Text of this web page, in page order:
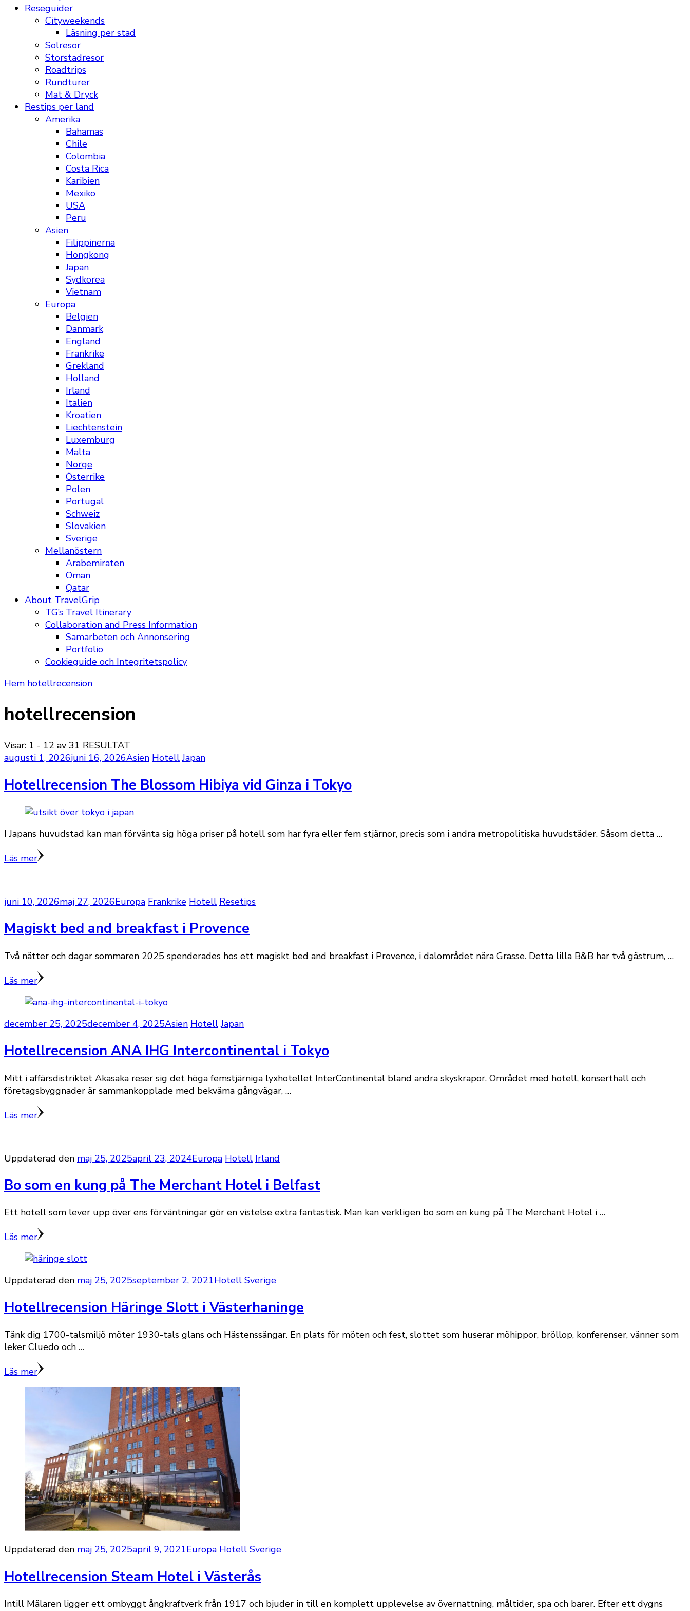
Reseguider
Cityweekends
Läsning per stad
Solresor
Storstadresor
Roadtrips
Rundturer
Mat & Dryck
Restips per land
Amerika
Bahamas
Chile
Colombia
Costa Rica
Karibien
Mexiko
USA
Peru
Asien
Filippinerna
Hongkong
Japan
Sydkorea
Vietnam
Europa
Belgien
Danmark
England
Frankrike
Grekland
Holland
Irland
Italien
Kroatien
Liechtenstein
Luxemburg
Malta
Norge
Österrike
Polen
Portugal
Schweiz
Slovakien
Sverige
Mellanöstern
Arabemiraten
Oman
Qatar
About TravelGrip
TG’s Travel Itinerary
Collaboration and Press Information
Samarbeten och Annonsering
Portfolio
Cookieguide och Integritetspolicy
Hem hotellrecension
hotellrecension
Visar: 1 - 12 av 31 RESULTAT
augusti 1, 2026juni 16, 2026Asien Hotell Japan
Hotellrecension The Blossom Hibiya vid Ginza i Tokyo
I Japans huvudstad kan man förvänta sig höga priser på hotell som har fyra eller fem stjärnor, precis som i andra metropolitiska huvudstäder. Såsom detta …
Läs mer
juni 10, 2026maj 27, 2026Europa Frankrike Hotell Resetips
Magiskt bed and breakfast i Provence
Två nätter och dagar sommaren 2025 spenderades hos ett magiskt bed and breakfast i Provence, i dalområdet nära Grasse. Detta lilla B&B har två gästrum, …
Läs mer
december 25, 2025december 4, 2025Asien Hotell Japan
Hotellrecension ANA IHG Intercontinental i Tokyo
Mitt i affärsdistriktet Akasaka reser sig det höga femstjärniga lyxhotellet InterContinental bland andra skyskrapor. Området med hotell, konserthall och
företagsbyggnader är sammankopplade med bekväma gångvägar, …
Läs mer
Uppdaterad den maj 25, 2025april 23, 2024Europa Hotell Irland
Bo som en kung på The Merchant Hotel i Belfast
Ett hotell som lever upp över ens förväntningar gör en vistelse extra fantastisk. Man kan verkligen bo som en kung på The Merchant Hotel i …
Läs mer
Uppdaterad den maj 25, 2025september 2, 2021Hotell Sverige
Hotellrecension Häringe Slott i Västerhaninge
Tänk dig 1700-talsmiljö möter 1930-tals glans och Hästenssängar. En plats för möten och fest, slottet som huserar möhippor, bröllop, konferenser, vänner som
leker Cluedo och …
Läs mer
Uppdaterad den maj 25, 2025april 9, 2021Europa Hotell Sverige
Hotellrecension Steam Hotel i Västerås
Intill Mälaren ligger ett ombyggt ångkraftverk från 1917 och bjuder in till en komplett upplevelse av övernattning, måltider, spa och barer. Efter ett dygns